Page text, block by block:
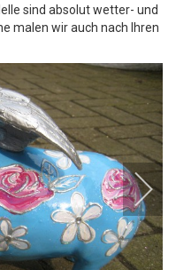
sind absolut wetter- und
malen wir auch nach Ihren